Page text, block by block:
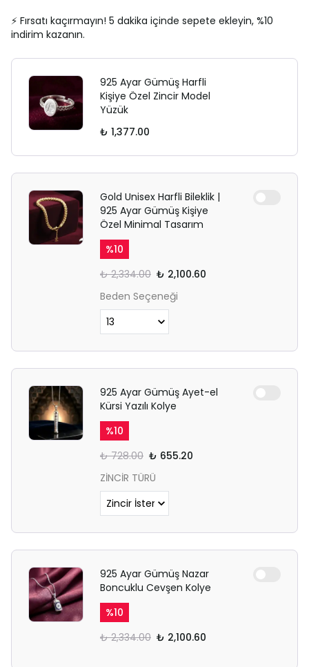
⚡ Fırsatı kaçırmayın! 5 dakika içinde sepete ekleyin, %10
indirim kazanın.
925 Ayar Gümüş Harfli
Kişiye Özel Zincir Model
Yüzük
₺ 1,377.00
Gold Unisex Harfli Bileklik |
925 Ayar Gümüş Kişiye
Özel Minimal Tasarım
%10
₺ 2,334.00 ₺ 2,100.60
Beden Seçeneği
925 Ayar Gümüş Ayet-el
Kürsi Yazılı Kolye
%10
₺ 728.00 ₺ 655.20
ZİNCİR TÜRÜ
925 Ayar Gümüş Nazar
Boncuklu Cevşen Kolye
%10
₺ 2,334.00 ₺ 2,100.60